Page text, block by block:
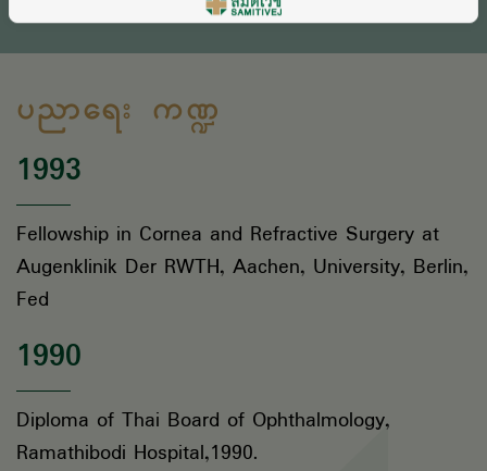
* လူကြီးမင်း၏ စုံစမ်းမေးမြန်းမှုကိုလူနာအထောက်အကူပြုဌာနမှ အကြောင်းပြန်ကြားပေးပါမည်။
ပညာရေး ကဏ္ဍ
1993
Fellowship in Cornea and Refractive Surgery at
Augenklinik Der RWTH, Aachen, University, Berlin,
Fed
1990
Diploma of Thai Board of Ophthalmology,
Ramathibodi Hospital,1990.